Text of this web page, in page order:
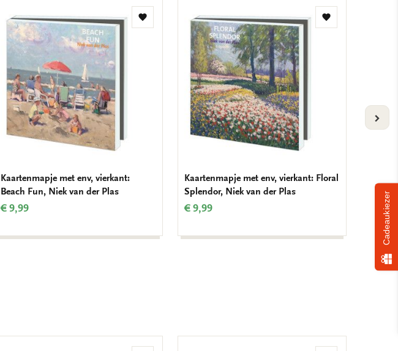
Toevoegen
Kaartenmapje met env, vierkant:
Beach Fun, Niek van der Plas
€ 9,99
Toevoegen
Kaartenmapje met env, vierkant: Floral
Splendor, Niek van der Plas
€ 9,99 € 9,99
Cadeaukiezer